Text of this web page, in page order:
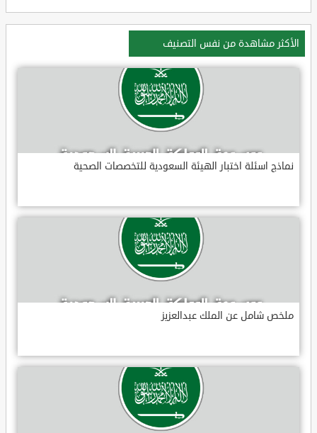
الأكثر مشاهدة من نفس التصنيف
نماذج اسئلة اختبار الهيئة السعودية للتخصصات الصحية
ملخص شامل عن الملك عبدالعزيز